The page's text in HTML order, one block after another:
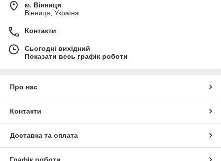
м. Вінниця
Вінниця, Україна
Контакти
Сьогодні вихідний
Показати весь графік роботи
Про нас
Контакти
Доставка та оплата